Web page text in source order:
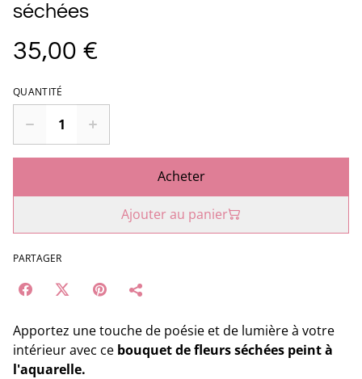
séchées
35,00 €
QUANTITÉ
Acheter
Ajouter au panier
PARTAGER
Apportez une touche de poésie et de lumière à votre
intérieur avec ce bouquet de fleurs séchées peint à
l'aquarelle.